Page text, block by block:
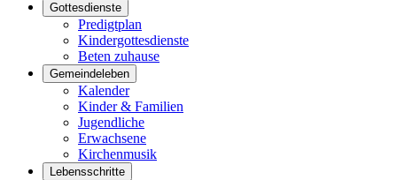
Gottesdienste
Predigtplan
Kindergottesdienste
Beten zuhause
Gemeindeleben
Kalender
Kinder & Familien
Jugendliche
Erwachsene
Kirchenmusik
Lebensschritte